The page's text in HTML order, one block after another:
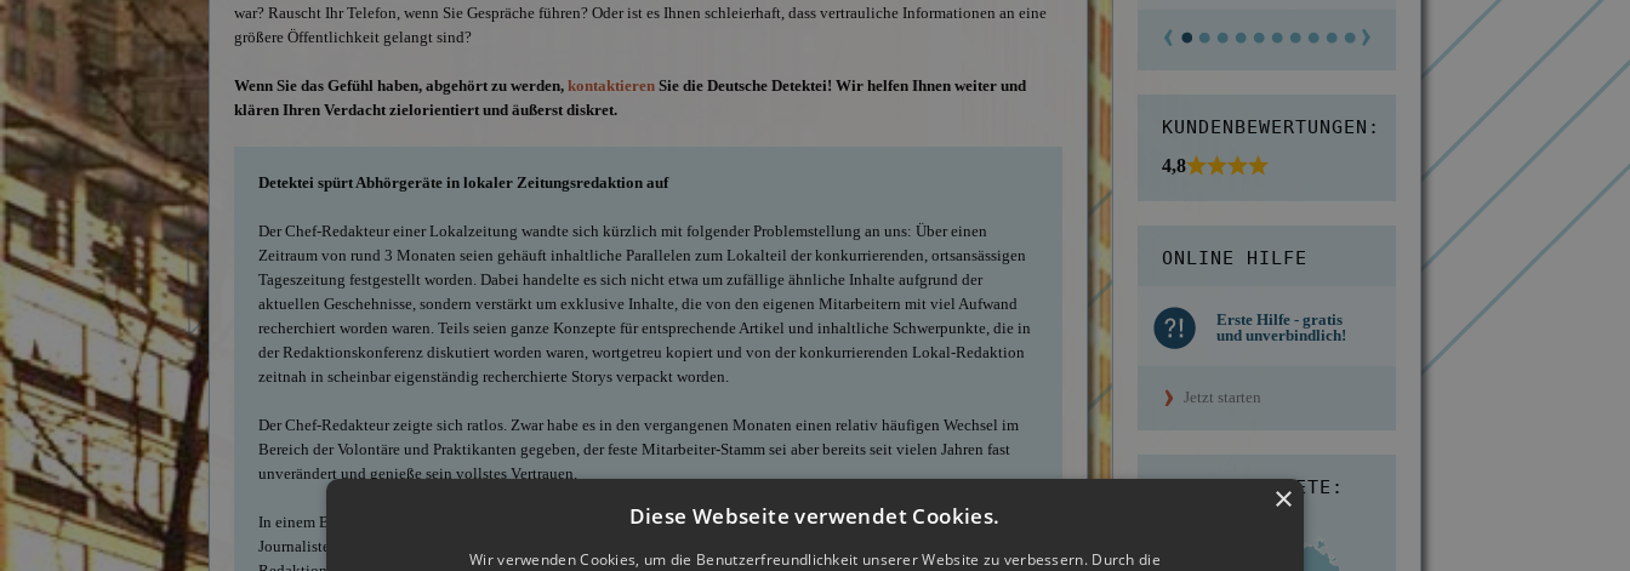
war? Rauscht Ihr Telefon, wenn Sie Gespräche führen? Oder ist es Ihnen schleierhaft, dass vertrauliche Informationen an eine
größere Öffentlichkeit gelangt sind?
Wenn Sie das Gefühl haben, abgehört zu werden, kontaktieren Sie die Deutsche Detektei! Wir helfen Ihnen weiter und
klären Ihren Verdacht zielorientiert und äußerst diskret.
Detektei spürt Abhörgeräte in lokaler Zeitungsredaktion auf
Der Chef-Redakteur einer Lokalzeitung wandte sich kürzlich mit folgender Problemstellung an uns: Über einen
Zeitraum von rund 3 Monaten seien gehäuft inhaltliche Parallelen zum Lokalteil der konkurrierenden, ortsansässigen
Tageszeitung festgestellt worden. Dabei handelte es sich nicht etwa um zufällige ähnliche Inhalte aufgrund der
aktuellen Geschehnisse, sondern verstärkt um exklusive Inhalte, die von den eigenen Mitarbeitern mit viel Aufwand
recherchiert worden waren. Teils seien ganze Konzepte für entsprechende Artikel und inhaltliche Schwerpunkte, die in
der Redaktionskonferenz diskutiert worden waren, wortgetreu kopiert und von der konkurrierenden Lokal-Redaktion
zeitnah in scheinbar eigenständig recherchierte Storys verpackt worden.
Der Chef-Redakteur zeigte sich ratlos. Zwar habe es in den vergangenen Monaten einen relativ häufigen Wechsel im
Bereich der Volontäre und Praktikanten gegeben, der feste Mitarbeiter-Stamm sei aber bereits seit vielen Jahren fast
unverändert und genieße sein vollstes Vertrauen.
In einem Beratungsgespräch mit unserer Detektei wurden mögliche Vorgehensweisen diskutiert und wir wiesen den
Journalisten darauf hin, dass vor der genaueren Beobachtung einiger Mitarbeiter auch eine Durchsuchung der
KUNDENBEWERTUNGEN:
4,8
ONLINE HILFE
Erste Hilfe - gratis
und unverbindlich!
Jetzt starten
EINSATZGEBIETE:
×
Diese Webseite verwendet Cookies.
Wir verwenden Cookies, um die Benutzerfreundlichkeit unserer Website zu verbessern. Durch die